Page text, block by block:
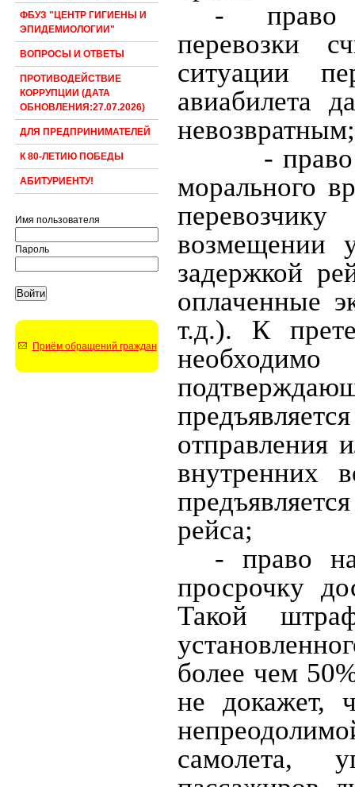
ФБУЗ "ЦЕНТР ГИГИЕНЫ И
ЭПИДЕМИОЛОГИИ"
ВОПРОСЫ И ОТВЕТЫ
ПРОТИВОДЕЙСТВИЕ
КОРРУПЦИИ (ДАТА
ОБНОВЛЕНИЯ:27.07.2026)
ДЛЯ ПРЕДПРИНИМАТЕЛЕЙ
К 80-ЛЕТИЮ ПОБЕДЫ
АБИТУРИЕНТУ!
Имя пользователя
Пароль
Приём обращений граждан
-
перевозки
ситуации
авиабилета
невозвратным;
-
морального
возмещении
задержкой
оплаченные
т.д.). К
отправления
внутренних
рейса;
- право
просрочку
Такой
более чем
не докажет,
самолета,